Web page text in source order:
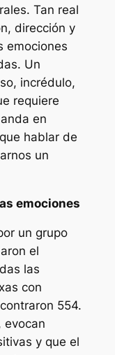
Tan real
dirección y
emociones
Un
incrédulo,
requiere
en
hablar de
un
emociones
un grupo
el
las
con
554.
evocan
y que el